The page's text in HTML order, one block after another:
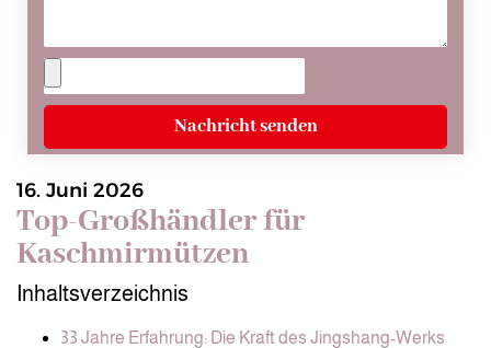
Nachricht senden
16. Juni 2026
Top-Großhändler für
Kaschmirmützen
Inhaltsverzeichnis
33 Jahre Erfahrung: Die Kraft des Jingshang-Werks